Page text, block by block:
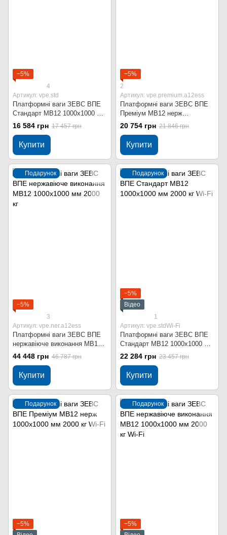
−5%
4
Артикул: vpe.std
Платформні ваги ЗЕВС ВПЕ
Стандарт МВ12 1000x1000 мм
2000 кг
16 584 грн 17 457 грн
Купити
−5%
2
Артикул: vpe.premium.a12ess
Платформні ваги ЗЕВС ВПЕ
Преміум МВ12 нерж
1000x1000 мм 2000 кг
20 754 грн 21 846 грн
Купити
Подарунок
−5%
3
Артикул: vpe.ner.a12ess
Платформні ваги ЗЕВС ВПЕ
нержавіюче виконання МВ12
1000x1000 мм 2000 кг
44 448 грн 46 787 грн
Купити
Подарунок
−5%
Відео
1
Артикул: vpe.stdWi-Fi
Платформні ваги ЗЕВС ВПЕ
Стандарт МВ12 1000x1000 мм
2000 кг Wi-Fi
22 284 грн 23 457 грн
Купити
Подарунок
−5%
Подарунок
−5%